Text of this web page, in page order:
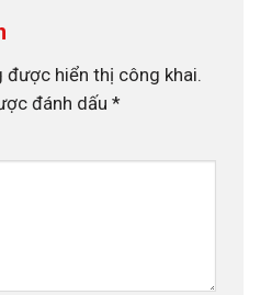
được hiển thị công khai.
đánh dấu *